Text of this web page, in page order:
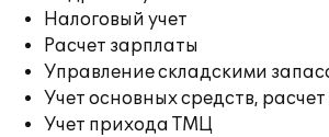
Налоговый учет
Расчет зарплаты
Управление складскими
Учет основных средств,
Учет прихода ТМЦ